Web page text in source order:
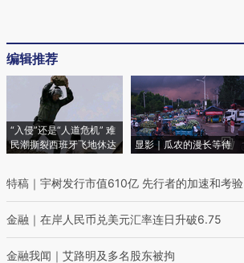
编辑推荐
“入侵”还是“人道危机” 难
民潮撕裂西班牙飞地休达
显影｜瓜农的漫长等待
特稿 ｜ 宇树发行市值610亿 先行者的加速和考验
金融 ｜ 在岸人民币兑美元汇率连日升破6.75
金融我闻 ｜ 艾路明及多名股东被拘